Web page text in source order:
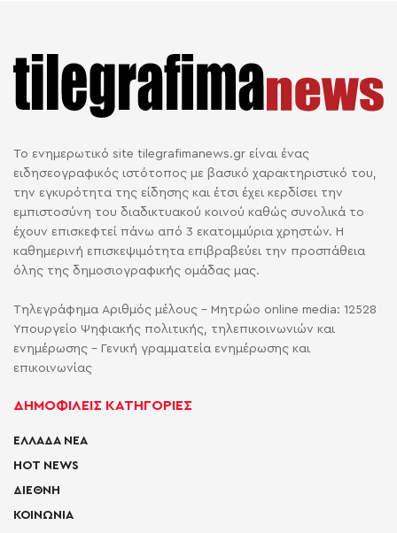
Το ενημερωτικό site tilegrafimanews.gr είναι ένας
ειδησεογραφικός ιστότοπος με βασικό χαρακτηριστικό του,
την εγκυρότητα της είδησης και έτσι έχει κερδίσει την
εμπιστοσύνη του διαδικτυακού κοινού καθώς συνολικά το
έχουν επισκεφτεί πάνω από 3 εκατομμύρια χρηστών. Η
καθημερινή επισκεψιμότητα επιβραβεύει την προσπάθεια
όλης της δημοσιογραφικής ομάδας μας.
Τηλεγράφημα Αριθμός μέλους - Μητρώο online media: 12528
Υπουργείο Ψηφιακής πολιτικής, τηλεπικοινωνιών και
ενημέρωσης - Γενική γραμματεία ενημέρωσης και
επικοινωνίας
ΔΗΜΟΦΙΛΕΙΣ ΚΑΤΗΓΟΡΙΕΣ
ΕΛΛΑΔΑ ΝΕΑ
HOT NEWS
ΔΙΕΘΝΗ
ΚΟΙΝΩΝΙΑ